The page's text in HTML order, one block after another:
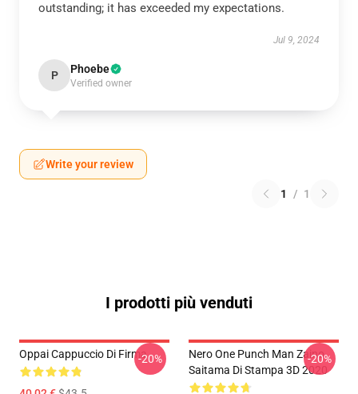
outstanding; it has exceeded my expectations.
Jul 9, 2024
P Phoebe
Verified owner
Write your review
1 / 1
I prodotti più venduti
Oppai Cappuccio Di Firma-20%
Nero One Punch Man Zaino
Saitama Di Stampa 3D 2020
-20%